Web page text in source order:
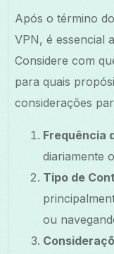
Após o término
VPN, é essencial
Considere com
para quais
considerações
Frequência
diariamente
Tipo de
ou